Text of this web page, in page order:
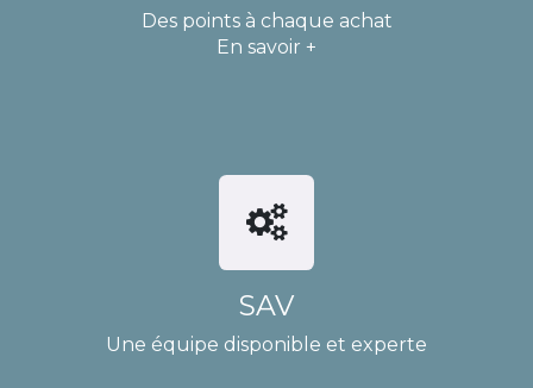
Des points à chaque achat
En savoir +
SAV
Une équipe disponible et experte